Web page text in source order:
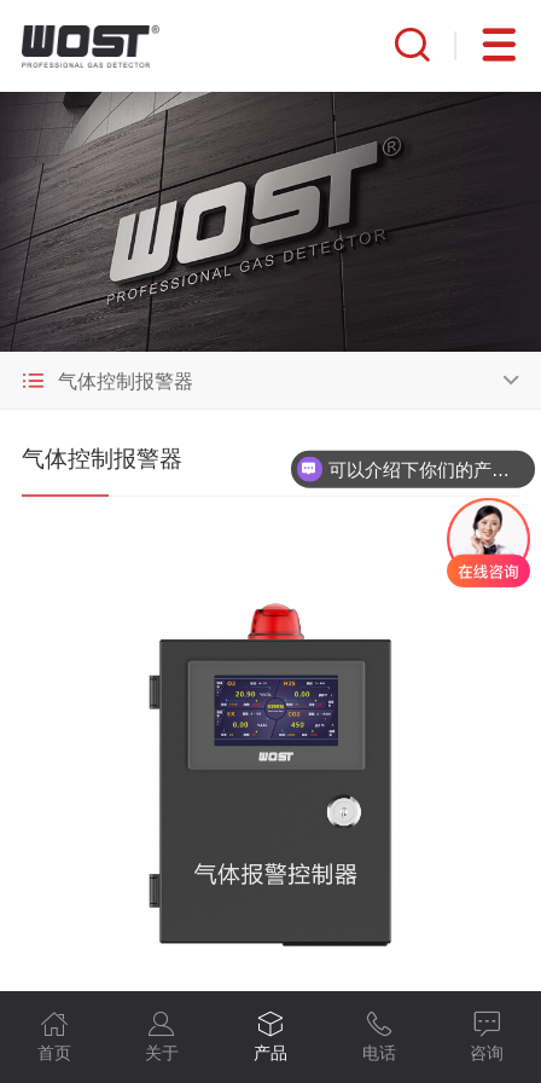
气体控制报警器
气体控制报警器
迷你智能控制报警主机
首页 关于 产品 电话 咨询
可以介绍下你们的产品么